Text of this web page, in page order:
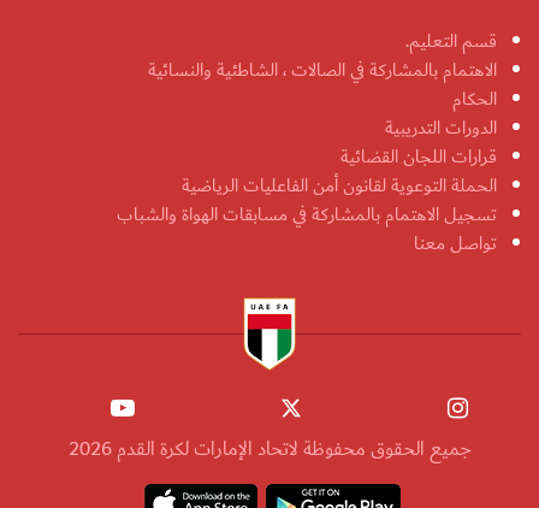
قسم التعليم.
الاهتمام بالمشاركة في الصالات ، الشاطئية والنسائية
الحكام
الدورات التدريبية
قرارات اللجان القضائية
الحملة التوعوية لقانون أمن الفاعليات الرياضية
تسجيل الاهتمام بالمشاركة في مسابقات الهواة والشباب
تواصل معنا
جميع الحقوق محفوظة لاتحاد الإمارات لكرة القدم 2026